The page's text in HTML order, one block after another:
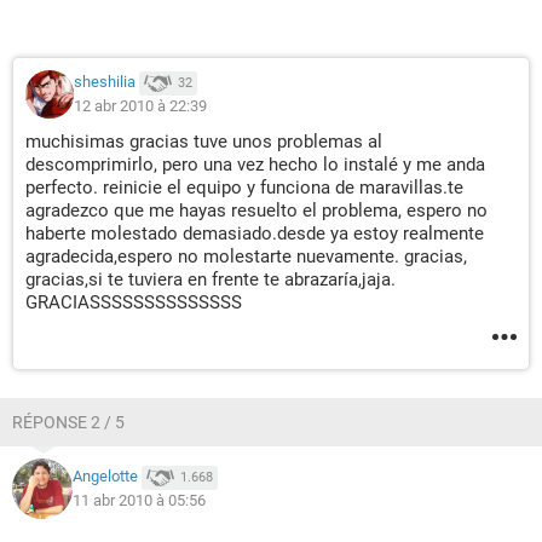
Particiones:
C: (NTFS) 7804 MB (4972 MB libre)
Dispositivos de entrada:
Teclado Teclado estándar de 101/102 teclas o Microsoft
Natural PS/2 Keyboard
Ratón Mouse compatible PS/2
Dispositivos:
Controlador USB1 Intel 82801GBM ICH7-M - USB Universal
Host Controller
Controlador USB1 Intel 82801GBM ICH7-M - USB Universal
Host Controller
Controlador USB1 Intel 82801GBM ICH7-M - USB Universal
Host Controller
Controlador USB2 Intel 82801GBM ICH7-M - Enhanced USB2
Controller
sheshilia 32
12 abr 2010 à 22:39
muchisimas gracias tuve unos problemas al
descomprimirlo, pero una vez hecho lo instalé y me anda
perfecto. reinicie el equipo y funciona de maravillas.te
agradezco que me hayas resuelto el problema, espero no
haberte molestado demasiado.desde ya estoy realmente
agradecida,espero no molestarte nuevamente. gracias,
gracias,si te tuviera en frente te abrazaría,jaja.
GRACIASSSSSSSSSSSSSS
RÉPONSE 2 / 5
Angelotte 1.668
11 abr 2010 à 05:56